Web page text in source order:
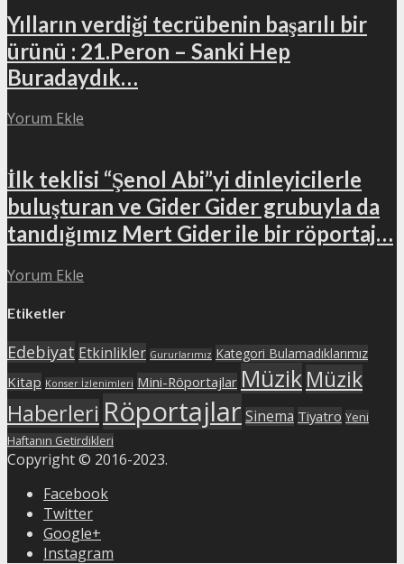
Yılların verdiği tecrübenin başarılı bir
ürünü : 21.Peron – Sanki Hep
Buradaydık…
Yorum Ekle
İlk teklisi “Şenol Abi”yi dinleyicilerle
buluşturan ve Gider Gider grubuyla da
tanıdığımız Mert Gider ile bir röportaj…
Yorum Ekle
Etiketler
Edebiyat Etkinlikler Gururlarımız Kategori Bulamadıklarımız
Kitap Konser İzlenimleri Mini-Röportajlar MüzikMüzik
Haberleri Röportajlar Sinema Tiyatro Yeni
Haftanın Getirdikleri
Copyright © 2016-2023.
Facebook
Twitter
Google+
Instagram